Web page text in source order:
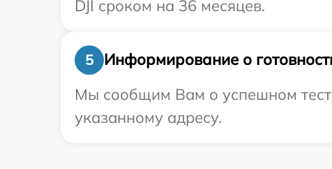
DJI сроком на 36 месяцев.
5
Информирование о
Мы сообщим Вам о успешном
указанному адресу.